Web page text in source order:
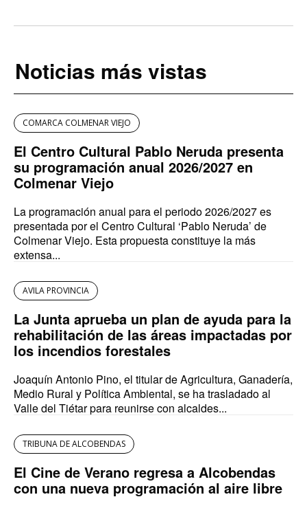
Noticias más vistas
COMARCA COLMENAR VIEJO
El Centro Cultural Pablo Neruda presenta
su programación anual 2026/2027 en
Colmenar Viejo
La programación anual para el periodo 2026/2027 es
presentada por el Centro Cultural ‘Pablo Neruda’ de
Colmenar Viejo. Esta propuesta constituye la más
extensa...
AVILA PROVINCIA
La Junta aprueba un plan de ayuda para la
rehabilitación de las áreas impactadas por
los incendios forestales
Joaquín Antonio Pino, el titular de Agricultura, Ganadería,
Medio Rural y Política Ambiental, se ha trasladado al
Valle del Tiétar para reunirse con alcaldes...
TRIBUNA DE ALCOBENDAS
El Cine de Verano regresa a Alcobendas
con una nueva programación al aire libre